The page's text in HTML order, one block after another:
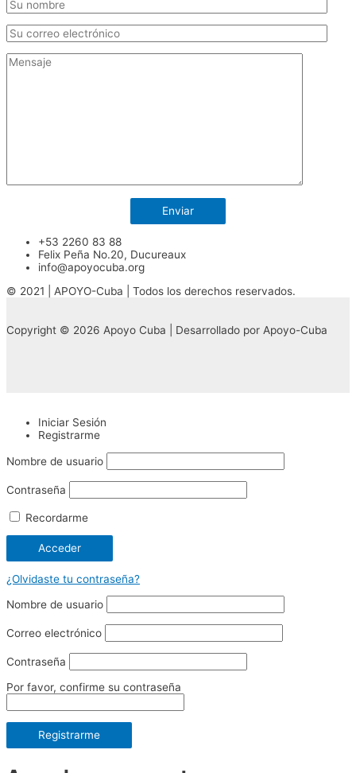
+53 2260 83 88
Felix Peña No.20, Ducureaux
info@apoyocuba.org
© 2021 | APOYO-Cuba | Todos los derechos reservados.
Copyright © 2026 Apoyo Cuba | Desarrollado por Apoyo-Cuba
Iniciar Sesión
Registrarme
Nombre de usuario
Contraseña
Recordarme
¿Olvidaste tu contraseña?
Nombre de usuario
Correo electrónico
Contraseña
Por favor, confirme su contraseña
Registrarme